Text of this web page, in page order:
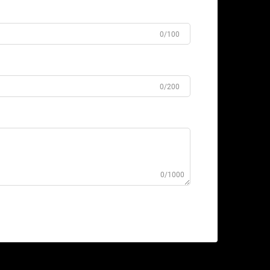
0/100
0/200
0/1000